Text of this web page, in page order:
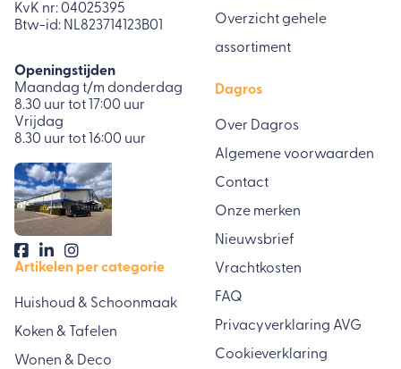
KvK nr: 04025395
Btw-id: NL823714123B01
Openingstijden
Maandag t/m donderdag
8.30 uur tot 17:00 uur
Vrijdag
8.30 uur tot 16:00 uur
Artikelen per categorie
Huishoud & Schoonmaak
Koken & Tafelen
Wonen & Deco
Overzicht gehele
assortiment
Dagros
Over Dagros
Algemene voorwaarden
Contact
Onze merken
Nieuwsbrief
Vrachtkosten
FAQ
Privacyverklaring AVG
Cookieverklaring